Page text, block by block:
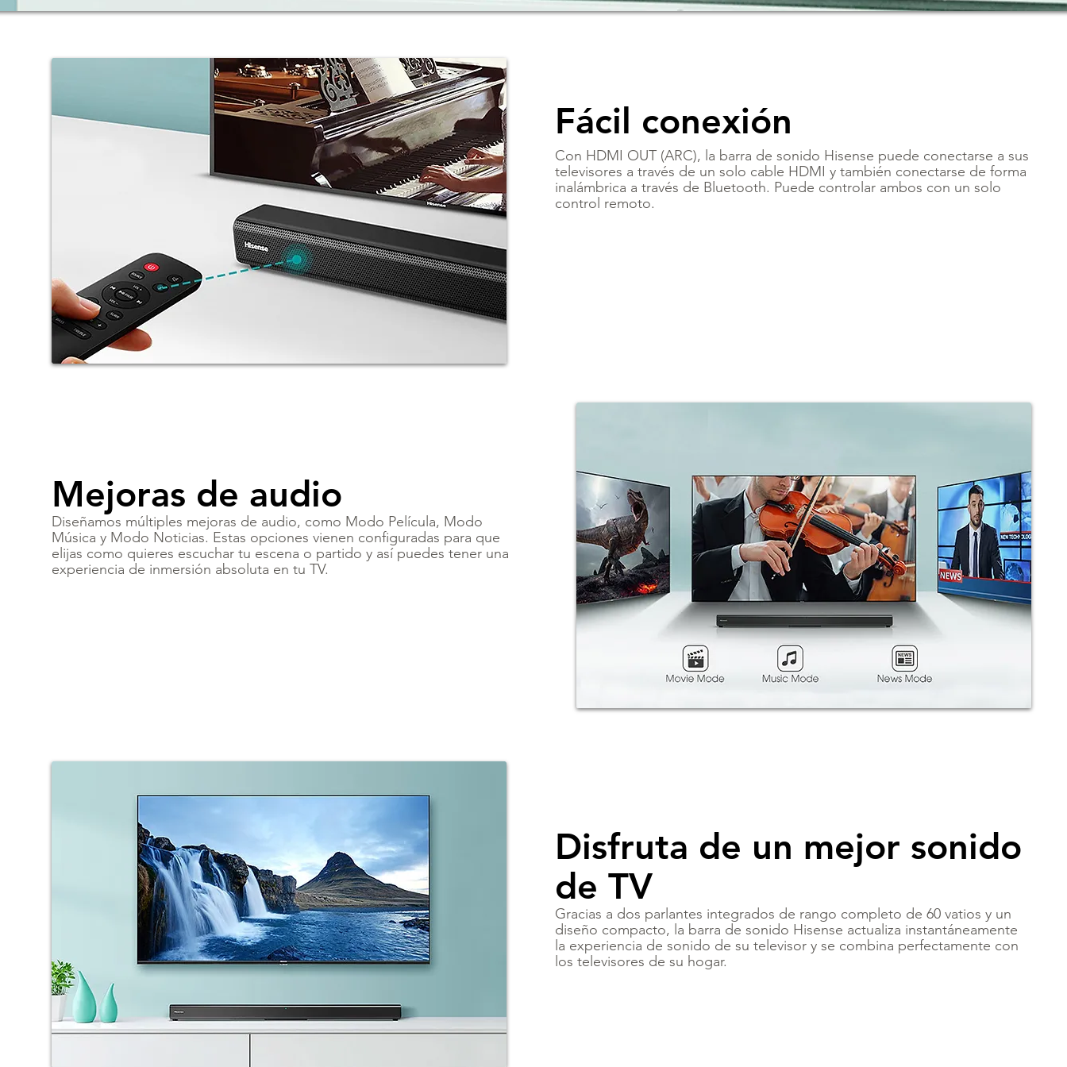
Fácil conexión
Con HDMI OUT (ARC), la barra de sonido Hisense puede conectarse a sus
televisores a través de un solo cable HDMI y también conectarse de forma
inalámbrica a través de Bluetooth. Puede controlar ambos con un solo
control remoto.
Mejoras de audio
Diseñamos múltiples mejoras de audio, como Modo Película, Modo
Música y Modo Noticias. Estas opciones vienen configuradas para que
elijas como quieres escuchar tu escena o partido y así puedes tener una
experiencia de inmersión absoluta en tu TV.
Disfruta de un mejor sonido
de TV
Gracias a dos parlantes integrados de rango completo de 60 vatios y un
diseño compacto, la barra de sonido Hisense actualiza instantáneamente
la experiencia de sonido de su televisor y se combina perfectamente con
los televisores de su hogar.